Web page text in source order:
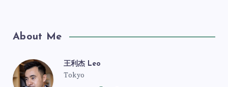
About Me
王利杰 Leo
Tokyo